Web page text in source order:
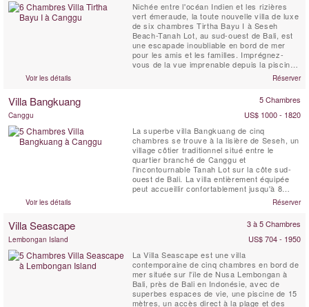
Nichée entre l'océan Indien et les rizières
vert émeraude, la toute nouvelle villa de luxe
de six chambres Tirtha Bayu I à Seseh
Beach-Tanah Lot, au sud-ouest de Bali, est
une escapade inoubliable en bord de mer
pour les amis et les familles. Imprégnez-
vous de la vue imprenable depuis la piscine
à débordement de 14 mètres bordée de
jardins tropicaux luxuriants, faites une partie
sport. Ou asseyez-vous simplement et
Voir les détails Réserver
Villa Bangkuang 5 Chambres
Canggu
US$ 1000 - 1820
La superbe villa Bangkuang de cinq
chambres se trouve à la lisière de Seseh, un
village côtier traditionnel situé entre le
quartier branché de Canggu et
l'incontournable Tanah Lot sur la côte sud-
ouest de Bali. La villa entièrement équipée
peut accueillir confortablement jusqu'à 8
adultes et 3 enfants dans cinq grandes
suites réparties dans deux pavillons au sein
piscine de 17 mètres, un étang de lotus, une
Voir les détails Réserver
Villa Seascape 3 à 5 Chambres
Lembongan Island
US$ 704 - 1950
La Villa Seascape est une villa
contemporaine de cinq chambres en bord de
mer située sur l'île de Nusa Lembongan à
Bali, près de Bali en Indonésie, avec de
superbes espaces de vie, une piscine de 15
mètres, un accès direct à la plage et des